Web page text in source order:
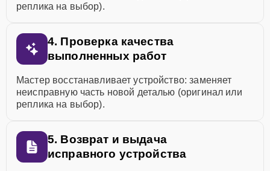
реплика на выбор).
4. Проверка качества
выполненных работ
Мастер восстанавливает устройство: заменяет
неисправную часть новой деталью (оригинал или
реплика на выбор).
5. Возврат и выдача
исправного устройства